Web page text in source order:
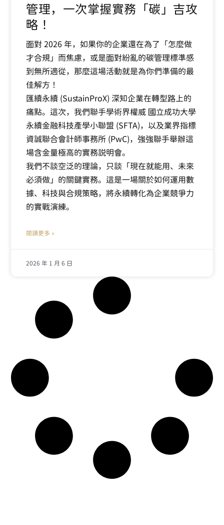
管理，一次掌握實務「碳」吉攻
略！
面對 2026 年，如果你的企業還在為了「怎麼做
才合規」而焦慮，或是面對紛亂的碳管理標準感
到無所適從，那麼這場活動就是為你們準備的最
佳解方！
匯續永續 (SustainProX) 深知企業在轉型路上的
痛點。這次，我們聯手學術界權威 國立成功大學
永續金融科技產學小聯盟 (SFTA)，以及業界指標
資誠聯合會計師事務所 (PwC)，強強聯手舉辦這
場含金量極高的實務說明會。
我們不談空泛的理論，只談「現在就能用、未來
必須做」的關鍵實務。這是一場關於如何運用數
據、科技與合規策略，將永續轉化為企業競爭力
的實戰演練。
閱讀更多 »
2026 年 1 月 6 日